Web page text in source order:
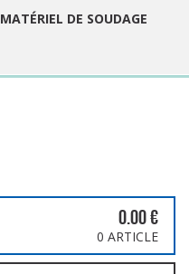
MATÉRIEL DE SOUDAGE
0.00€
0 ARTICLE